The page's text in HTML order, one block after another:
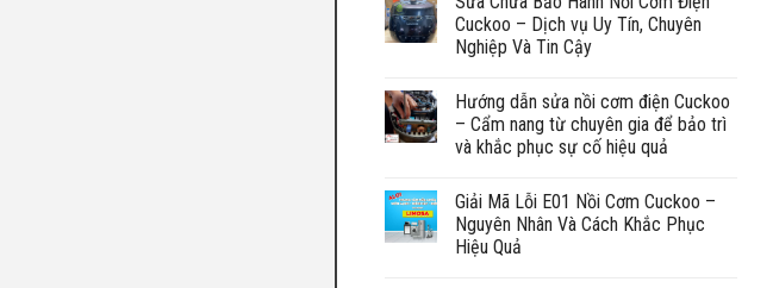
Cuckoo – Dịch vụ Uy Tín, Chuyên
Nghiệp Và Tin Cậy
Hướng dẫn sửa nồi cơm điện Cuckoo
– Cẩm nang từ chuyên gia để bảo trì
và khắc phục sự cố hiệu quả
Giải Mã Lỗi E01 Nồi Cơm Cuckoo –
Nguyên Nhân Và Cách Khắc Phục
Hiệu Quả